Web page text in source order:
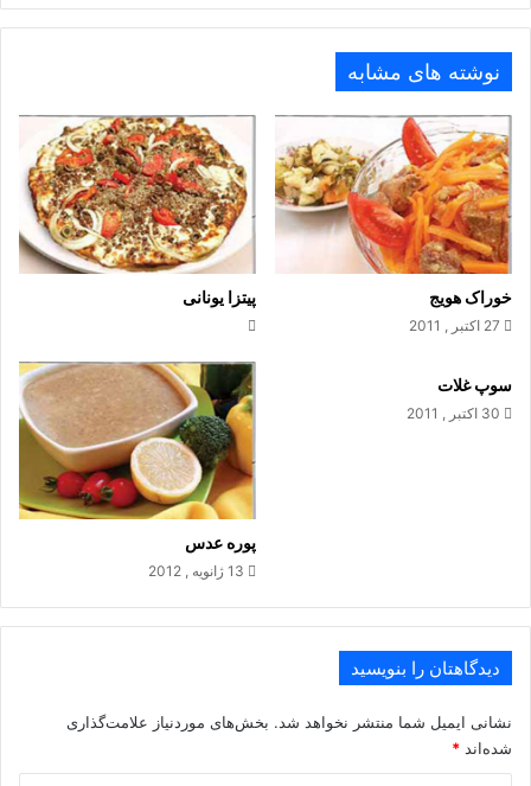
طرزتهیه
خمیر را با وردنه به شکل دایره‌ای به قطر ۳۰ سانتی‌متر پهن کنید .
روی خمیر روغن‌زیتون بمالید و طوری با توری روی حرارت متوسط
قرار دهید که سمت چرب شده زیر قرار بگیرد. بعد از شش الی
هشت دقیقه که زیر خمیر طلایی و برشته شد آن را از روی حرارت
بردارید و روی آن روغن‌زیتون بمالید و خمیر را برگردانید .
آن‌گاه سس باربکیو یا کچاپ را با سس تند مخلوط کرده، روی خمیر
بمالید. پیاز، گوجه‌فرنگی و پنیر را روی سس بچینید و روی آن نمک و
پیتزا را به مدت ۱۰ دقیقه روی حرارت بگذارید تا طرف دیگر خمیر هم
نوشته های مشابه
خوراک هویج
27 اکتبر , 2011
پیتزا یونانی
سوپ غلات
30 اکتبر , 2011
پوره عدس
13 ژانویه , 2012
دیدگاهتان را بنویسید
نشانی ایمیل شما منتشر نخواهد شد. بخش‌های موردنیاز علامت‌گذاری
شده‌اند *